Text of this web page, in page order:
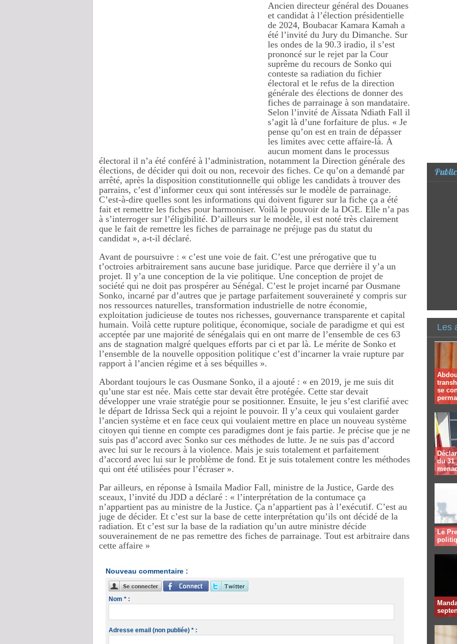
Ancien directeur général des Douanes
et candidat à l’élection présidentielle
de 2024, Boubacar Kamara Kamah a
été l’invité du Jury du Dimanche. Sur
les ondes de la 90.3 iradio, il s’est
prononcé sur le rejet par la Cour
suprême du recours de Sonko qui
conteste sa radiation du fichier
électoral et le refus de la direction
générale des élections de donner des
fiches de parrainage à son mandataire.
Selon l’invité de Aïssata Ndiath Fall il
s’agit là d’une forfaiture de plus. « Je
pense qu’on est en train de dépasser
les limites avec cette affaire-là. À
aucun moment dans le processus
électoral il n’a été conféré à l’administration, notamment la Direction générale des
élections, de décider qui doit ou non, recevoir des fiches. Ce qu’on a demandé par
arrêté, après la disposition constitutionnelle qui oblige les candidats à trouver des
parrains, c’est d’informer ceux qui sont intéressés sur le modèle de parrainage.
C’est-à-dire quelles sont les informations qui doivent figurer sur la fiche ça a été
fait et remettre les fiches pour harmoniser. Voilà le pouvoir de la DGE. Elle n’a pas
à s’interroger sur l’éligibilité. D’ailleurs sur le modèle, il est noté très clairement
que le fait de remettre les fiches de parrainage ne préjuge pas du statut du
candidat », a-t-il déclaré.
Avant de poursuivre : « c’est une voie de fait. C’est une prérogative que tu
t’octroies arbitrairement sans aucune base juridique. Parce que derrière il y’a un
projet. Il y’a une conception de la vie politique. Une conception de projet de
société qui ne doit pas prospérer au Sénégal. C’est le projet incarné par Ousmane
Sonko, incarné par d’autres que je partage parfaitement souveraineté y compris sur
nos ressources naturelles, transformation industrielle de notre économie,
exploitation judicieuse de toutes nos richesses, gouvernance transparente et capital
humain. Voilà cette rupture politique, économique, sociale de paradigme et qui est
acceptée par une majorité de sénégalais qui en ont marre de l’ensemble de ces 63
ans de stagnation malgré quelques efforts par ci et par là. Le mérite de Sonko et
l’ensemble de la nouvelle opposition politique c’est d’incarner la vraie rupture par
rapport à l’ancien régime et à ses béquilles ».
Abordant toujours le cas Ousmane Sonko, il a ajouté : « en 2019, je me suis dit
qu’une star est née. Mais cette star devait être protégée. Cette star devait
développer une vraie stratégie pour se positionner. Ensuite, le jeu s’est clarifié avec
le départ de Idrissa Seck qui a rejoint le pouvoir. Il y’a ceux qui voulaient garder
l’ancien système et en face ceux qui voulaient mettre en place un nouveau système
citoyen qui tienne en compte ces paradigmes dont je fais partie. Je précise que je ne
suis pas d’accord avec Sonko sur ces méthodes de lutte. Je ne suis pas d’accord
avec lui sur le recours à la violence. Mais je suis totalement et parfaitement
d’accord avec lui sur le problème de fond. Et je suis totalement contre les méthodes
qui ont été utilisées pour l’écraser ».
Par ailleurs, en réponse à Ismaila Madior Fall, ministre de la Justice, Garde des
sceaux, l’invité du JDD a déclaré : « l’interprétation de la contumace ça
n’appartient pas au ministre de la Justice. Ça n’appartient pas à l’exécutif. C’est au
juge de décider. Et c’est sur la base de cette interprétation qu’ils ont décidé de la
radiation. Et c’est sur la base de la radiation qu’un autre ministre décide
souverainement de ne pas remettre des fiches de parrainage. Tout est arbitraire dans
cette affaire »
Nouveau commentaire :
Nom * :
Adresse email (non publiée) * :
Les
se
du 31
Le